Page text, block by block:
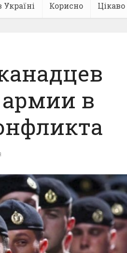
Україні Корисно Цікаво
в